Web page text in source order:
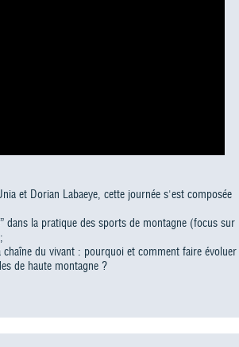
et Dorian Labaeye, cette journée s'est composée
dans la pratique des sports de montagne (focus sur
du vivant : pourquoi et comment faire évoluer
de haute montagne ?